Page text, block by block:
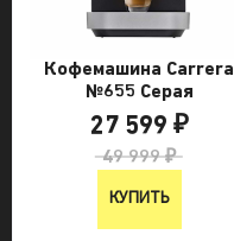
Кофемашина Carrera
№655 Серая
27 599 ₽
49 999 ₽
КУПИТЬ